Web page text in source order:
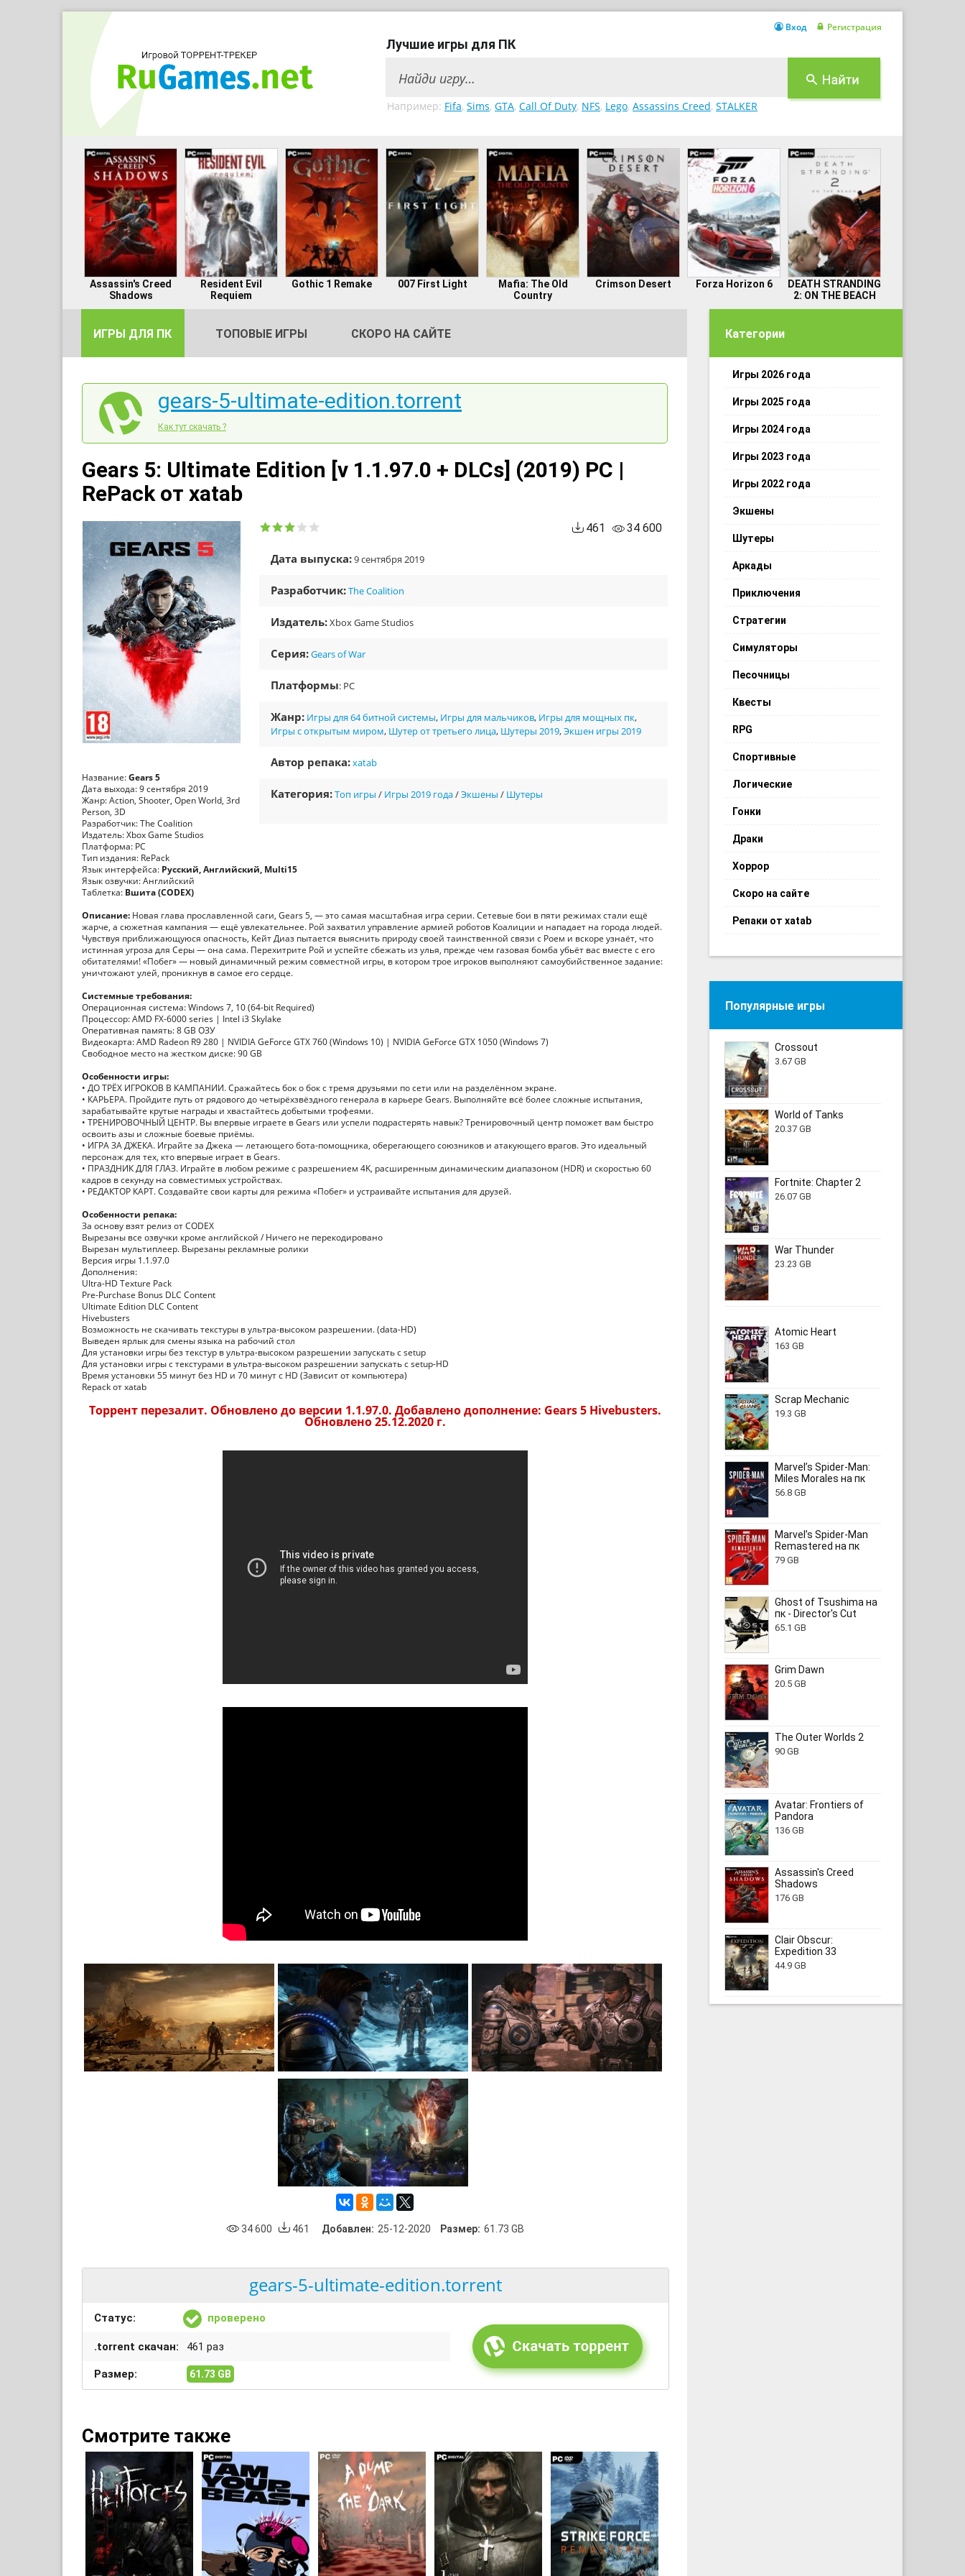
Лучшие игры для ПК
Например: Fifa, Sims, GTA, Call Of Duty, NFS, Lego, Assassins Creed, STALKER
Вход Регистрация
Assassin's Creed
Shadows
Resident Evil
Requiem
Gothic 1 Remake 007 First Light
Mafia: The Old
Country
Crimson Desert Forza Horizon 6
DEATH STRANDING
2: ON THE BEACH
ИГРЫ ДЛЯ ПК ТОПОВЫЕ ИГРЫ СКОРО НА САЙТЕ
gears-5-ultimate-edition.torrent
Как тут скачать ?
Gears 5: Ultimate Edition [v 1.1.97.0 + DLCs] (2019) PC |
RePack от xatab
34 600
461
Дата выпуска:9 сентября 2019
Разработчик:The Coalition
Издатель:Xbox Game Studios
Серия:Gears of War
Платформы: PC
Жанр: Игры для 64 битной системы, Игры для мальчиков, Игры для мощных пк,
Игры с открытым миром, Шутер от третьего лица, Шутеры 2019,Экшен игры 2019
Автор репака:xatab
Категория:Топ игры / Игры 2019 года/Экшены / Шутеры
Название:Gears 5
Дата выхода: 9 сентября 2019
Жанр: Action, Shooter, Open World, 3rd
Person, 3D
Разработчик: The Coalition
Издатель: Xbox Game Studios
Платформа: PC
Тип издания: RePack
Язык интерфейса: Русский, Английский, Multi15
Язык озвучки: Английский
Таблетка: Вшита (CODEX)
Описание: Новая глава прославленной саги, Gears 5, — это самая масштабная игра серии. Сетевые бои в пяти режимах стали ещё
жарче, а сюжетная кампания — ещё увлекательнее. Рой захватил управление армией роботов Коалиции и нападает на города людей.
Чувствуя приближающуюся опасность, Кейт Диаз пытается выяснить природу своей таинственной связи с Роем и вскоре узнаёт, что
истинная угроза для Серы — она сама. Перехитрите Рой и успейте сбежать из улья, прежде чем газовая бомба убьёт вас вместе с его
обитателями! «Побег» — новый динамичный режим совместной игры, в котором трое игроков выполняют самоубийственное задание:
уничтожают улей, проникнув в самое его сердце.
Системные требования:
Операционная система: Windows 7, 10 (64-bit Required)
Процессор: AMD FX-6000 series | Intel i3 Skylake
Оперативная память: 8 GB ОЗУ
Видеокарта: AMD Radeon R9 280 | NVIDIA GeForce GTX 760 (Windows 10) | NVIDIA GeForce GTX 1050 (Windows 7)
Свободное место на жестком диске: 90 GB
Особенности игры:
• ДО ТРЁХ ИГРОКОВ В КАМПАНИИ. Сражайтесь бок о бок с тремя друзьями по сети или на разделённом экране.
• КАРЬЕРА. Пройдите путь от рядового до четырёхзвёздного генерала в карьере Gears. Выполняйте всё более сложные испытания,
зарабатывайте крутые награды и хвастайтесь добытыми трофеями.
• ТРЕНИРОВОЧНЫЙ ЦЕНТР. Вы впервые играете в Gears или успели подрастерять навык? Тренировочный центр поможет вам быстро
освоить азы и сложные боевые приёмы.
• ИГРА ЗА ДЖЕКА. Играйте за Джека — летающего бота-помощника, оберегающего союзников и атакующего врагов. Это идеальный
персонаж для тех, кто впервые играет в Gears.
• ПРАЗДНИК ДЛЯ ГЛАЗ. Играйте в любом режиме с разрешением 4K, расширенным динамическим диапазоном (HDR) и скоростью 60
кадров в секунду на совместимых устройствах.
• РЕДАКТОР КАРТ. Создавайте свои карты для режима «Побег» и устраивайте испытания для друзей.
Особенности репака:
За основу взят релиз от CODEX
Вырезаны все озвучки кроме английской / Ничего не перекодировано
Вырезан мультиплеер. Вырезаны рекламные ролики
Версия игры 1.1.97.0
Дополнения:
Ultra-HD Texture Pack
Pre-Purchase Bonus DLC Content
Ultimate Edition DLC Content
Hivebusters
Возможность не скачивать текстуры в ультра-высоком разрешении. (data-HD)
Выведен ярлык для смены языка на рабочий стол
Для установки игры без текстур в ультра-высоком разрешении запускать с setup
Для установки игры с текстурами в ультра-высоком разрешении запускать с setup-HD
Время установки 55 минут без HD и 70 минут с HD (Зависит от компьютера)
Repack от xatab
Торрент перезалит. Обновлено до версии 1.1.97.0. Добавлено дополнение: Gears 5 Hivebusters.
Обновлено 25.12.2020 г.
34 600 461 Добавлен: 25-12-2020 Размер: 61.73 GB
gears-5-ultimate-edition.torrent
Статус: проверено
.torrent скачан: 461 раз
Размер: 61.73 GB
Смотрите также
Категории
Игры 2026 года
Игры 2025 года
Игры 2024 года
Игры 2023 года
Игры 2022 года
Экшены
Шутеры
Аркады
Приключения
Стратегии
Симуляторы
Песочницы
Квесты
RPG
Спортивные
Логические
Гонки
Драки
Хоррор
Скоро на сайте
Репаки от xatab
Популярные игры
Crossout
3.67 GB
World of Tanks
20.37 GB
Fortnite: Chapter 2
26.07 GB
War Thunder
23.23 GB
Atomic Heart
163 GB
Scrap Mechanic
19.3 GB
Marvel’s Spider-Man:
Miles Morales на пк
56.8 GB
Marvel’s Spider-Man
Remastered на пк
79 GB
Ghost of Tsushima на
пк - Director's Cut
65.1 GB
Grim Dawn
20.5 GB
The Outer Worlds 2
90 GB
Avatar: Frontiers of
Pandora
136 GB
Assassin's Creed
Shadows
176 GB
Clair Obscur:
Expedition 33
44.9 GB